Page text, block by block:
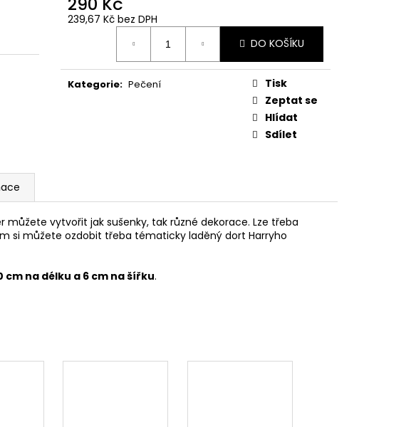
239,67 Kč bez DPH
DO KOŠÍKU
Kategorie: Pečení
Tisk
Zeptat se
Hlídat
Sdílet
můžete vytvořit jak sušenky, tak různé dekorace. Lze třeba
si můžete ozdobit třeba tématicky laděný dort Harryho
cm na délku a 6 cm na šířku.
TAJEMNÝ BALÍČEK Z PŘÍČNÉ ULICE